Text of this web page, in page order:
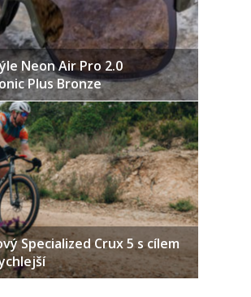
Neon Air Pro 2.0
Plus Bronze
Specialized Crux 5 s cílem